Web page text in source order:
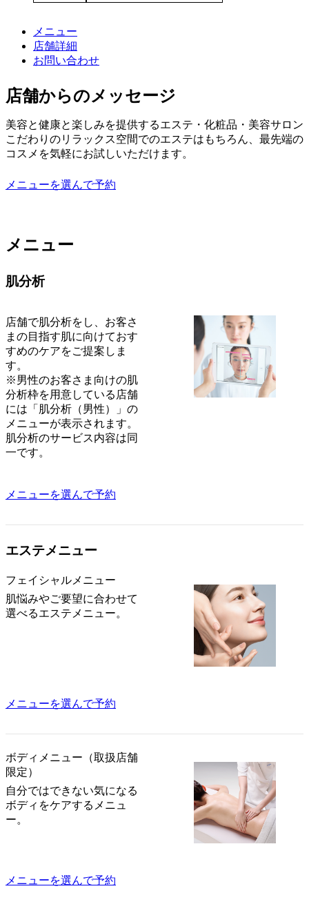
詳しくはこちら
メニュー
店舗詳細
お問い合わせ
店舗からのメッセージ
美容と健康と楽しみを提供するエステ・化粧品・美容サロン
こだわりのリラックス空間でのエステはもちろん、最先端の
コスメを気軽にお試しいただけます。
メニューを選んで予約
メニュー
肌分析
店舗で肌分析をし、お客さ
まの目指す肌に向けておす
すめのケアをご提案しま
す。
※男性のお客さま向けの肌
分析枠を用意している店舗
には「肌分析（男性）」の
メニューが表示されます。
肌分析のサービス内容は同
一です。
メニューを選んで予約
エステメニュー
フェイシャルメニュー
肌悩みやご要望に合わせて
選べるエステメニュー。
メニューを選んで予約
ボディメニュー（取扱店舗
限定）
自分ではできない気になる
ボディをケアするメニュ
ー。
メニューを選んで予約